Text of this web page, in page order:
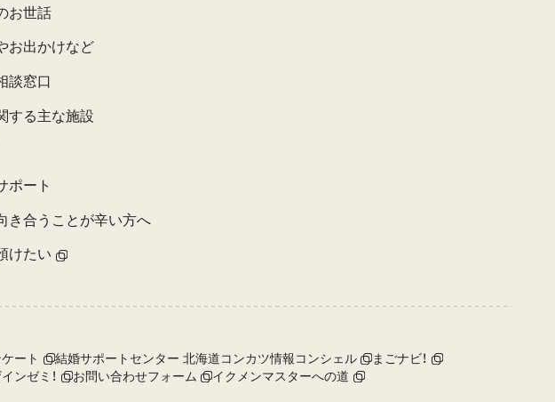
お世話
お出かけなど
談窓口
する主な施設
ポート
き合うことが辛い方へ
けたい
ート 結婚サポートセンター 北海道コンカツ情報コンシェル
まごナビ！
ンゼミ！
お問い合わせフォーム イクメンマスターへの道